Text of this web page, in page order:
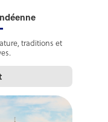
traditions et